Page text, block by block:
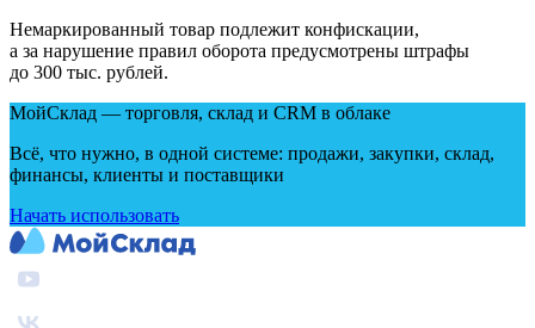
Немаркированный товар подлежит конфискации,
а за нарушение правил оборота предусмотрены штрафы
до 300 тыс. рублей.
МойСклад — торговля, склад и CRM в облаке
Всё, что нужно, в одной системе: продажи, закупки, склад,
финансы, клиенты и поставщики
Начать использовать